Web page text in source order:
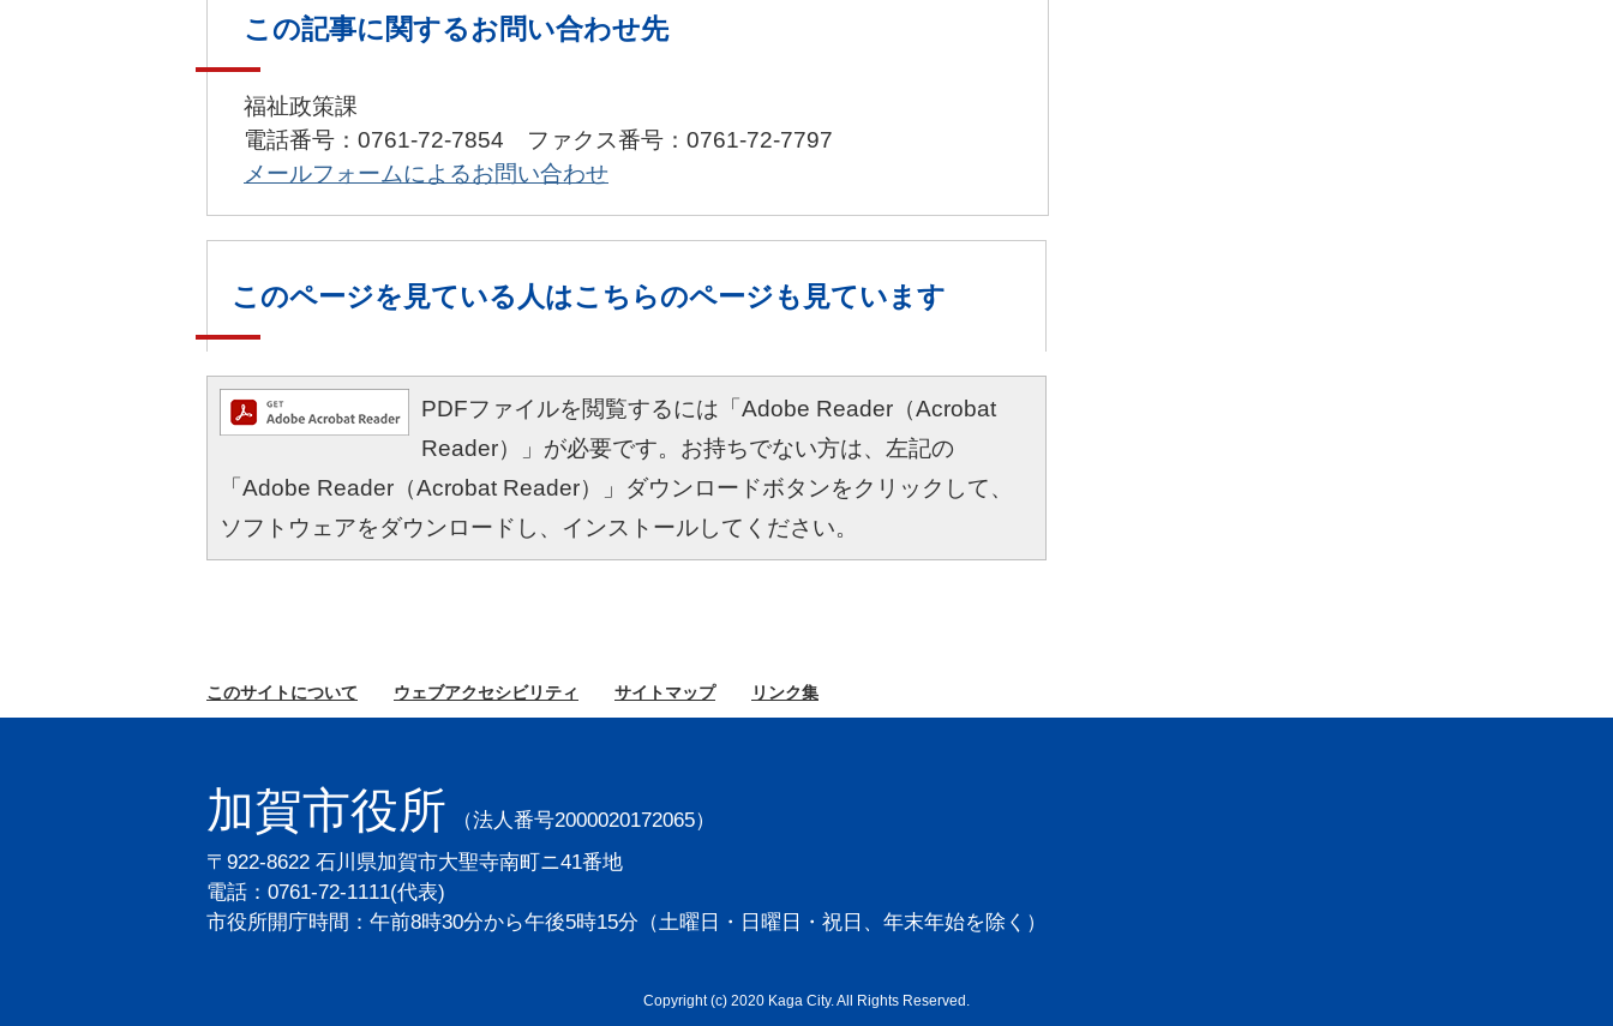
この記事に関するお問い合わせ先
福祉政策課
電話番号：0761-72-7854 ファクス番号：0761-72-7797
メールフォームによるお問い合わせ
このページを見ている人はこちらのページも見ています
PDFファイルを閲覧するには「Adobe Reader（Acrobat
Reader）」が必要です。お持ちでない方は、左記の
「Adobe Reader（Acrobat Reader）」ダウンロードボタンをクリックして、
ソフトウェアをダウンロードし、インストールしてください。
このサイトについて ウェブアクセシビリティ サイトマップ リンク集
加賀市役所
（法人番号2000020172065）
〒922-8622 石川県加賀市大聖寺南町ニ41番地
電話：0761-72-1111(代表)
市役所開庁時間：午前8時30分から午後5時15分 （土曜日・日曜日・祝日、年末年始を除く）
Copyright (c) 2020 Kaga City. All Rights Reserved.